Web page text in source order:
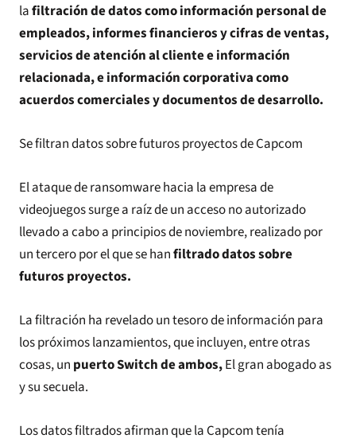
lafiltración de datos como información personal de
empleados, informes financieros y cifras de ventas,
servicios de atención al cliente e información
relacionada, e información corporativa como
acuerdos comerciales y documentos de desarrollo.
Se filtran datos sobre futuros proyectos de Capcom
El ataque de ransomware hacia la empresa de
videojuegos surge a raíz de un acceso no autorizado
llevado a cabo a principios de noviembre, realizado por
un tercero por el que se hanfiltrado datos sobre
futuros proyectos.
La filtración ha revelado un tesoro de información para
los próximos lanzamientos, que incluyen, entre otras
cosas, un puerto Switch de ambos,El gran abogado as
y su secuela.
Los datos filtrados afirman que la Capcom tenía